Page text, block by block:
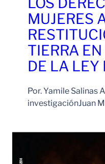
MUJERES
TIERRA
DE LA LEY
Por. Yamile Salinas
investigaciónJuan